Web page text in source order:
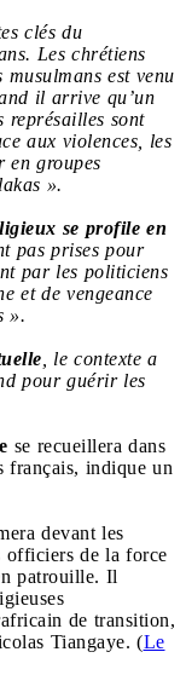
clés du
Les chrétiens
est venu
il arrive qu’un
représailles sont
aux violences, les
en groupes
».
se profile en
pas prises pour
par les politiciens
et de vengeance
».
, le contexte a
pour guérir les
se recueillera dans
français, indique un
devant les
officiers de la force
patrouille. Il
de transition,
Tiangaye. (Le